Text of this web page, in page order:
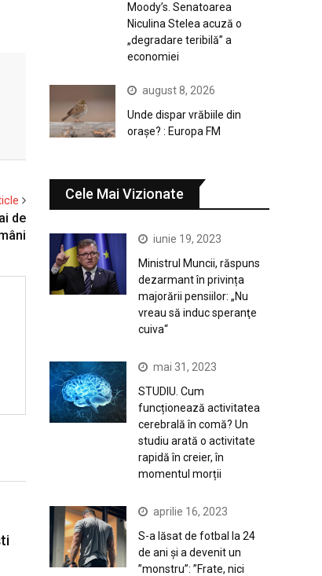
de
Moody’s. Senatoarea
Niculina Stelea acuză o
„degradare teribilă” a
economiei
august 8, 2026
Unde dispar vrăbiile din
orașe? : Europa FM
Cele Mai Vizionate
iunie 19, 2023
Ministrul Muncii, răspuns
dezarmant în privința
majorării pensiilor: „Nu
vreau să induc speranţe
cuiva“
mai 31, 2023
STUDIU. Cum
funcționează activitatea
cerebrală în comă? Un
studiu arată o activitate
rapidă în creier, în
momentul morții
aprilie 16, 2023
S-a lăsat de fotbal la 24
de ani și a devenit un
”monstru”: ”Frate, nici